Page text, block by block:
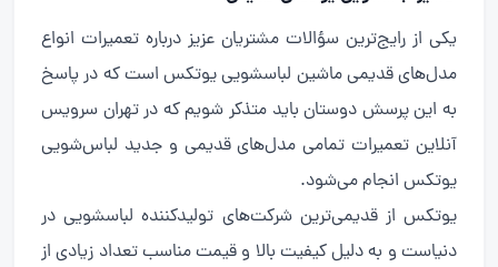
یکی از رایج‌ترین سؤالات مشتریان عزیز درباره تعمیرات انواع
مدل‌های قدیمی ماشین لباسشویی یوتکس است که در پاسخ
به این پرسش دوستان باید متذکر شویم که در تهران سرویس
آنلاین تعمیرات تمامی مدل‌های قدیمی و جدید لباس‌شویی
یوتکس انجام می‌شود.
یوتکس از قدیمی‌ترین شرکت‌های تولیدکننده لباسشویی در
دنیاست و به دلیل کیفیت بالا و قیمت مناسب تعداد زیادی از